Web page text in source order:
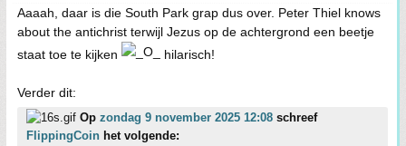
Aaaah, daar is die South Park grap dus over. Peter Thiel knows
about the antichrist terwijl Jezus op de achtergrond een beetje
staat toe te kijken
hilarisch!
Verder dit:
Op zondag 9 november 2025 12:08 schreef
FlippingCoin het volgende: